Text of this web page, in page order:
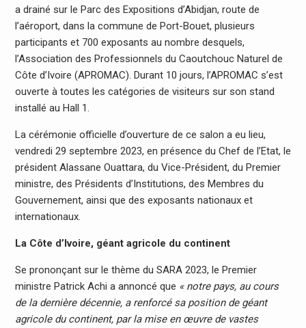
a drainé sur le Parc des Expositions d’Abidjan, route de
l’aéroport, dans la commune de Port-Bouet, plusieurs
participants et 700 exposants au nombre desquels,
l’Association des Professionnels du Caoutchouc Naturel de
Côte d’Ivoire (APROMAC). Durant 10 jours, l’APROMAC s’est
ouverte à toutes les catégories de visiteurs sur son stand
installé au Hall 1.
La cérémonie officielle d’ouverture de ce salon a eu lieu,
vendredi 29 septembre 2023, en présence du Chef de l’Etat, le
président Alassane Ouattara, du Vice-Président, du Premier
ministre, des Présidents d’Institutions, des Membres du
Gouvernement, ainsi que des exposants nationaux et
internationaux.
La Côte d’Ivoire, géant agricole du continent
Se prononçant sur le thème du SARA 2023, le Premier
ministre Patrick Achi a annoncé que « notre pays, au cours
de la dernière décennie, a renforcé sa position de géant
agricole du continent, par la mise en œuvre de vastes